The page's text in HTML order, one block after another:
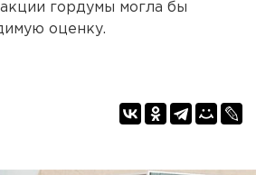
гордумы могла бы
оценку.